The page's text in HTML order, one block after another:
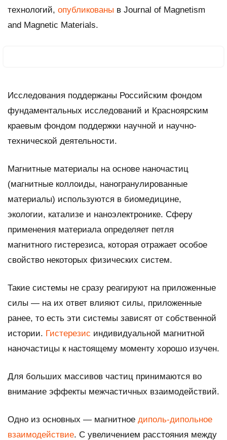
технологий, опубликованы в Journal of Magnetism
and Magnetic Materials.
Исследования поддержаны Российским фондом
фундаментальных исследований и Красноярским
краевым фондом поддержки научной и научно-
технической деятельности.
Магнитные материалы на основе наночастиц
(магнитные коллоиды, наногранулированные
материалы) используются в биомедицине,
экологии, катализе и наноэлектронике. Сферу
применения материала определяет петля
магнитного гистерезиса, которая отражает особое
свойство некоторых физических систем.
Такие системы не сразу реагируют на приложенные
силы — на их ответ влияют силы, приложенные
ранее, то есть эти системы зависят от собственной
истории. Гистерезис индивидуальной магнитной
наночастицы к настоящему моменту хорошо изучен.
Для больших массивов частиц принимаются во
внимание эффекты межчастичных взаимодействий.
Одно из основных — магнитное диполь-дипольное
взаимодействие. С увеличением расстояния между